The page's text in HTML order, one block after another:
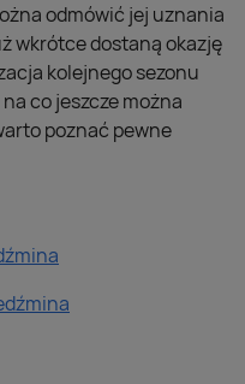
odmówić jej uznania
wkrótce dostaną okazję
kolejnego sezonu
co jeszcze można
poznać pewne